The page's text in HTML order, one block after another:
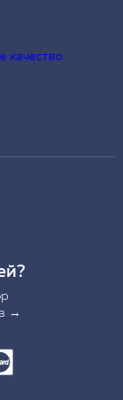
→